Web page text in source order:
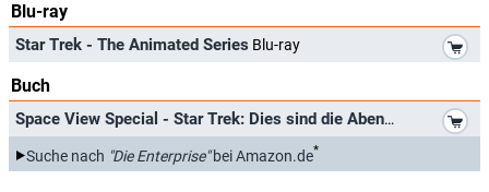
Blu-ray
Star Trek - The Animated Series Blu-ray
Buch
Space View Special - Star Trek: Dies sind die Abenteuer...
Suche nach "Die Enterprise"bei Amazon.de*